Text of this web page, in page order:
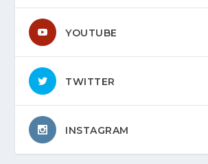
YOUTUBE
TWITTER
INSTAGRAM